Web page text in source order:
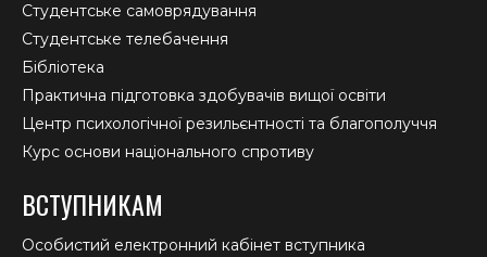
Студентське самоврядування
Студентське телебачення
Бібліотека
Практична підготовка здобувачів вищої освіти
Центр психологічної резильєнтності та благополуччя
Курс основи національного спротиву
ВСТУПНИКАМ
Особистий електронний кабінет вступника